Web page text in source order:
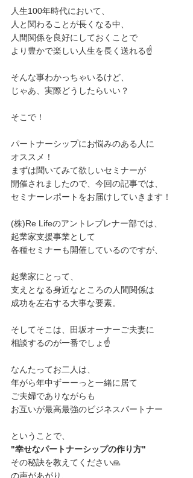
人生100年時代において、
人と関わることが長くなる中、
人間関係を良好にしておくことで
より豊かで楽しい人生を長く送れる☝️
そんな事わかっちゃいるけど、
じゃあ、実際どうしたらいい？
そこで！
パートナーシップにお悩みのある人に
オススメ！
まずは聞いてみて欲しいセミナーが
開催されましたので、今回の記事では、
セミナーレポートをお届けしていきます！
(株)Re Lifeのアントレプレナー部では、
起業家支援事業として
各種セミナーも開催しているのですが、
起業家にとって、
支えとなる身近なところの人間関係は
成功を左右する大事な要素。
そしてそこは、田坂オーナーご夫妻に
相談するのが一番でしょ☝️
なんたってお二人は、
年がら年中ずーーっと一緒に居て
ご夫婦でありながらも
お互いが最高最強のビジネスパートナー
ということで、
"幸せなパートナーシップの作り方"
その秘訣を教えてください🙏
の声があがり、